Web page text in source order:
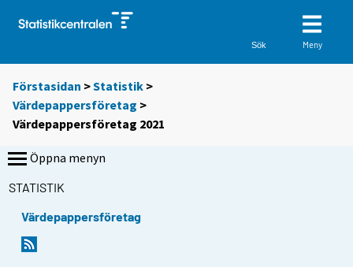
Sök Meny
Förstasidan >Statistik >
Värdepappersföretag >
Värdepappersföretag 2021
Öppna menyn
STATISTIK
Värdepappersföretag